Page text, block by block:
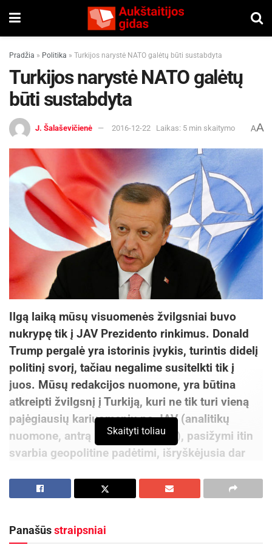
Pradžia » Politika » Turkijos narystė NATO galėtų būti sustabdyta
Turkijos narystė NATO galėtų
būti sustabdyta
J. Šalaševičienė 2016-12-22 Laikas: 5 min skaitymo AA
Ilgą laiką mūsų visuomenės žvilgsniai buvo
nukrypę tik į JAV Prezidento rinkimus. Donald
Trump pergalė yra istorinis įvykis, turintis didelį
politinį svorį, tačiau negalime susitelkti tik į
juos. Mūsų redakcijos nuomone, yra būtina
atkreipti žvilgsnį į Turkiją, kuri ne tik turi vieną
pajėgiausių kariuomenių po JAV (analitikų
nuomone, antrą pagal pajėgumą), pasižymi itin
svarbia geopolitine padėtimi, išryškėjusia dar
diktatūra. Tiesa, yra manančių, kad tai jau įvyko.
galėtų priklausyti NATO? Ką mums tai bylotų apie
Skaityti toliau
Panašūsstraipsniai